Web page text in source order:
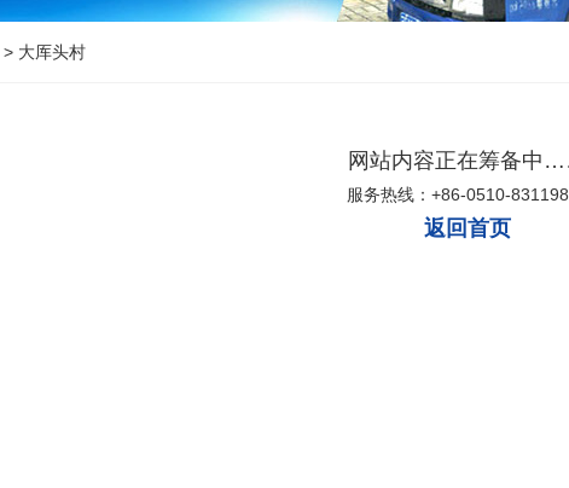
> 大厍头村
网站内容正在筹备中
服务热线：+86-0510-
返回首页